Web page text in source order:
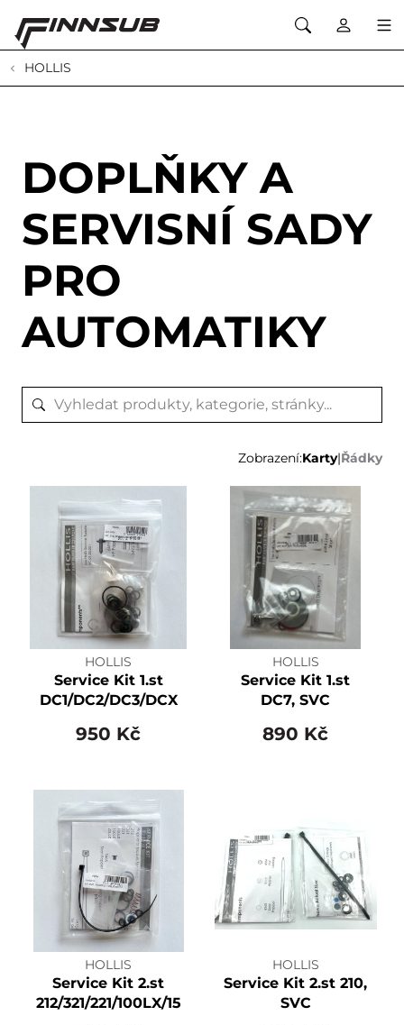
HOLLIS
DOPLŇKY A
SERVISNÍ SADY
PRO
AUTOMATIKY
Zobrazení:Karty|Řádky
HOLLIS
Service Kit 1.st
DC1/DC2/DC3/DCX
950 Kč
HOLLIS
Service Kit 1.st
DC7, SVC
890 Kč
HOLLIS
Service Kit 2.st
212/321/221/100LX/150XL/200LX
HOLLIS
Service Kit 2.st 210,
SVC